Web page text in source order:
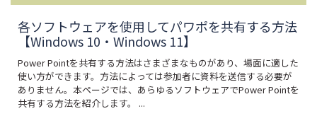
各ソフトウェアを使用してパワポを共有する方法
【Windows 10・Windows 11】
Power Pointを共有する方法はさまざまなものがあり、場面に適した
使い方ができます。方法によっては参加者に資料を送信する必要が
ありません。本ページでは、あらゆるソフトウェアでPower Pointを
共有する方法を紹介します。 ...